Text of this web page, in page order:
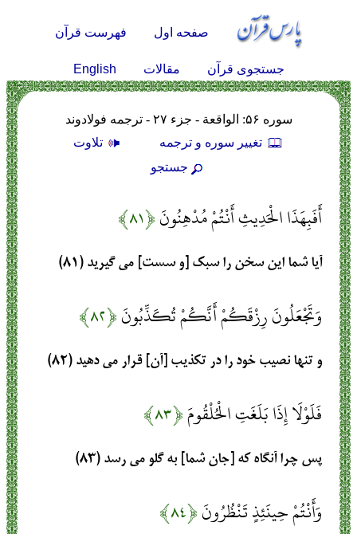
صفحه اول فهرست قرآن
جستجوی قرآن مقالات English
سوره ۵۶: الواقعة - جزء ۲۷ - ترجمه فولادوند
تغيير سوره و ترجمه
تلاوت
جستجو
أَفَبِهَذَا الْحَدِيثِ أَنْتُمْ مُدْهِنُونَ﴿۸۱﴾
آيا شما اين سخن را سبك [و سست] مى‏ گيريد (۸۱)
وَتَجْعَلُونَ رِزْقَكُمْ أَنَّكُمْ تُكَذِّبُونَ﴿۸۲﴾
و تنها نصيب خود را در تكذيب [آن] قرار مى‏ دهيد (۸۲)
فَلَوْلَا إِذَا بَلَغَتِ الْحُلْقُومَ﴿۸۳﴾
پس چرا آنگاه كه [جان شما] به گلو مى ‏رسد (۸۳)
وَأَنْتُمْ حِينَئِذٍ تَنْظُرُونَ﴿۸۴﴾